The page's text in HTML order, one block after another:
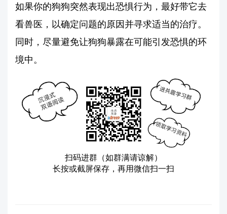
如果你的狗狗突然表现出恐惧行为，最好带它去
看兽医，以确定问题的原因并寻求适当的治疗。
同时，尽量避免让狗狗暴露在可能引发恐惧的环
境中。
扫码进群（如群满请谅解）
长按或截屏保存，再用微信扫一扫